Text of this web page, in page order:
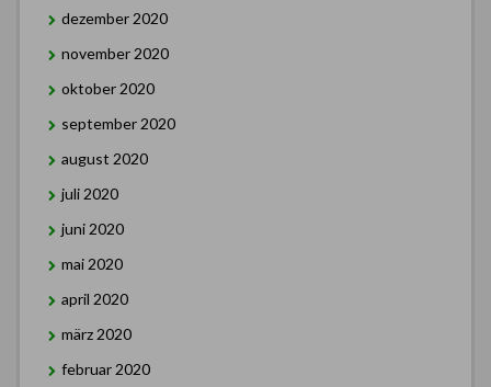
dezember 2020
november 2020
oktober 2020
september 2020
august 2020
juli 2020
juni 2020
mai 2020
april 2020
märz 2020
februar 2020